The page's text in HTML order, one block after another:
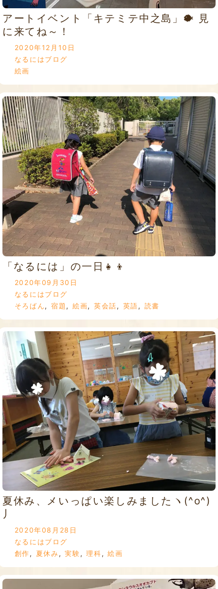
アートイベント「キテミテ中之島」🐡 見
に来てね～！
2020年12月10日
なるにはブログ
絵画
「なるには」の一日👧👦
2020年09月30日
なるにはブログ
そろばん, 宿題, 絵画, 英会話, 英語, 読書
夏休み、メいっぱい楽しみましたヽ(^o^)
丿
2020年08月28日
なるにはブログ
創作, 夏休み ,実験,理科,絵画